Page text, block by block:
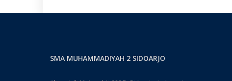
SMA MUHAMMADIYAH 2 SIDOARJO